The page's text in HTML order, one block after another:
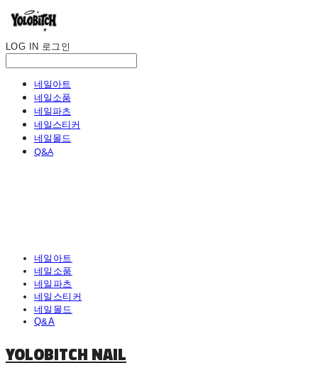
LOG IN 로그인
네일아트
네일소품
네일파츠
네일스티커
네일몰드
Q&A
네일아트
네일소품
네일파츠
네일스티커
네일몰드
Q&A
YOLOBITCH NAIL